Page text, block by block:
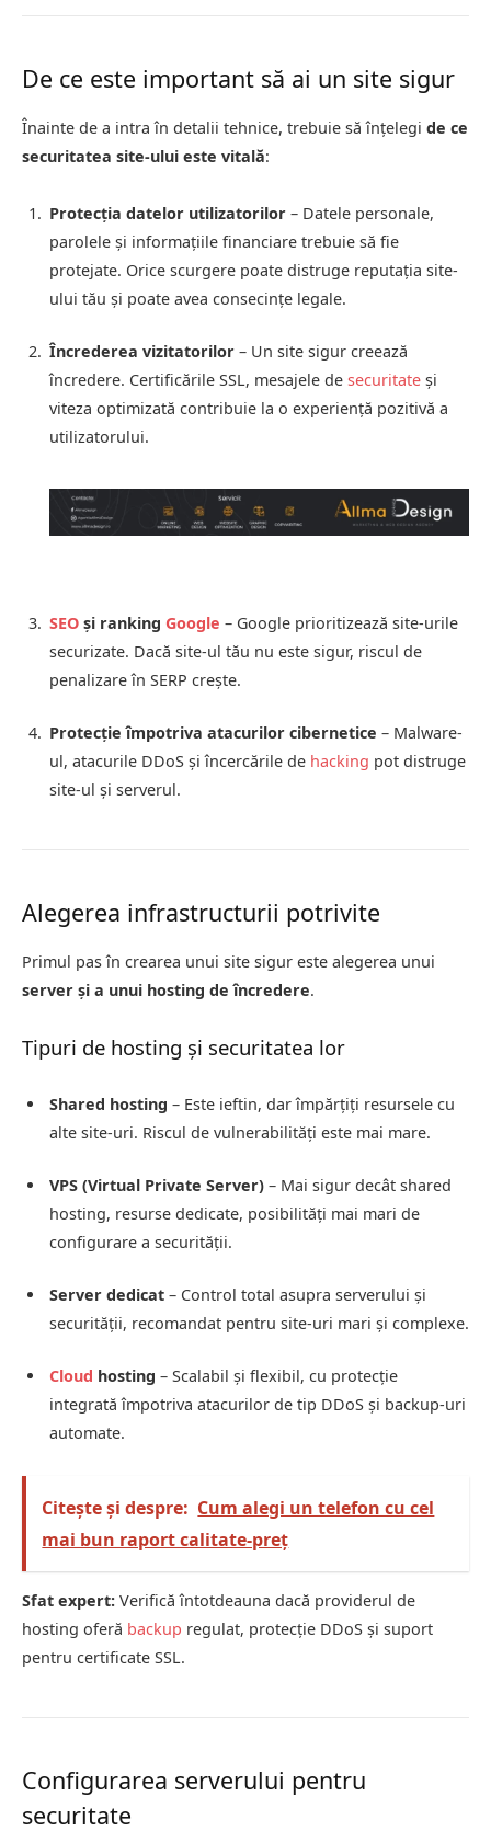
De ce este important să ai un site sigur
Înainte de a intra în detalii tehnice, trebuie să înțelegi de ce
securitatea site-ului este vitală:
Protecția datelor utilizatorilor – Datele personale,
parolele și informațiile financiare trebuie să fie
protejate. Orice scurgere poate distruge reputația site-
ului tău și poate avea consecințe legale.
Încrederea vizitatorilor – Un site sigur creează
încredere. Certificările SSL, mesajele de securitate și
viteza optimizată contribuie la o experiență pozitivă a
utilizatorului.
SEO și ranking Google – Google prioritizează site-urile
securizate. Dacă site-ul tău nu este sigur, riscul de
penalizare în SERP crește.
Protecție împotriva atacurilor cibernetice – Malware-
ul, atacurile DDoS și încercările de hacking pot distruge
site-ul și serverul.
Alegerea infrastructurii potrivite
Primul pas în crearea unui site sigur este alegerea unui
server și a unui hosting de încredere.
Tipuri de hosting și securitatea lor
Shared hosting – Este ieftin, dar împărțiți resursele cu
alte site-uri. Riscul de vulnerabilități este mai mare.
VPS (Virtual Private Server) – Mai sigur decât shared
hosting, resurse dedicate, posibilități mai mari de
configurare a securității.
Server dedicat – Control total asupra serverului și
securității, recomandat pentru site-uri mari și complexe.
Cloud hosting – Scalabil și flexibil, cu protecție
integrată împotriva atacurilor de tip DDoS și backup-uri
automate.
Citește și despre: Cum alegi un telefon cu cel
mai bun raport calitate-preț
Sfat expert: Verifică întotdeauna dacă providerul de
hosting oferă backup regulat, protecție DDoS și suport
pentru certificate SSL.
Configurarea serverului pentru
securitate